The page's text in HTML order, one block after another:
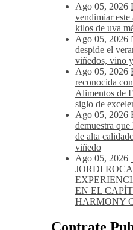
Ago 05, 2026
vendimiar este
kilos de uva
Ago 05, 2026
despide el
viñedos, vino
Ago 05, 2026
reconocida
Alimentos de
siglo de
Ago 05, 2026
demuestra
de alta
viñedo
Ago 05, 2026
JORDI
EN EL
HARMONY
Contrate